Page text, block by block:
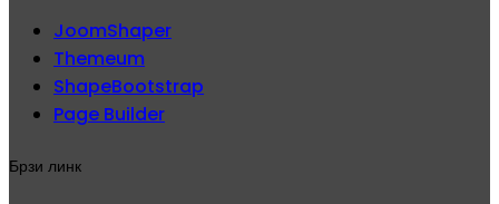
JoomShaper
Themeum
ShapeBootstrap
Page Builder
Брзи линк